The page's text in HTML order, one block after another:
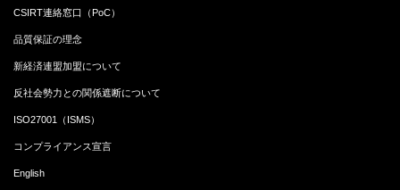
CSIRT連絡窓口（PoC）
品質保証の理念
新経済連盟加盟について
反社会勢力との関係遮断について
ISO27001（ISMS）
コンプライアンス宣言
English